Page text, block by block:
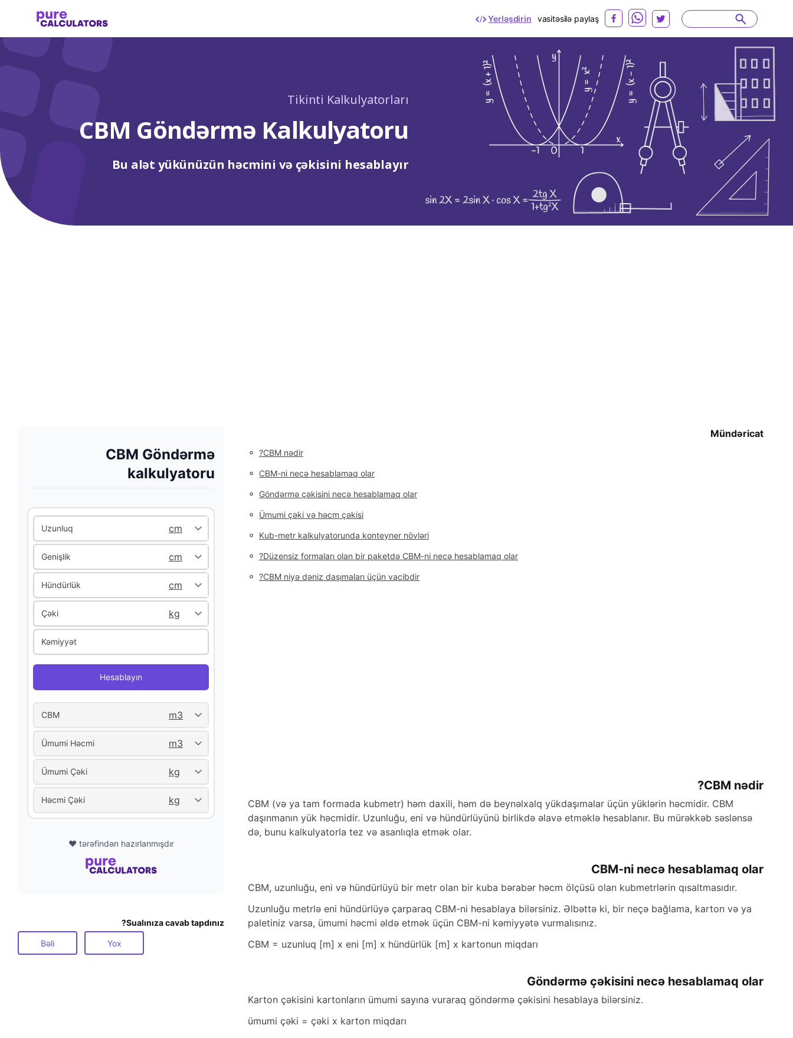
Yerləşdirin vasitəsilə paylaş
Tikinti Kalkulyatorları
CBM Göndərmə Kalkulyatoru
Bu alət yükünüzün həcmini və çəkisini hesablayır
CBM Göndərmə
kalkulyatoru
Uzunluq
Genişlik
Hündürlük
Çəki
Kəmiyyət
Hesablayın
CBM
Ümumi Həcmi
Ümumi Çəki
Həcmi Çəki
❤️ tərəfindən hazırlanmışdır
Sualınıza cavab tapdınız?
Bəli Yox
Mündəricat
◦ CBM nədir?
◦ CBM-ni necə hesablamaq olar
◦ Göndərmə çəkisini necə hesablamaq olar
◦ Ümumi çəki və həcm çəkisi
◦ Kub-metr kalkulyatorunda konteyner növləri
◦ Düzensiz formaları olan bir paketdə CBM-ni necə hesablamaq olar?
◦ CBM niyə dəniz daşımaları üçün vacibdir?
CBM nədir?
CBM (və ya tam formada kubmetr) həm daxili, həm də beynəlxalq yükdaşımalar üçün yüklərin həcmidir. CBM
daşınmanın yük həcmidir. Uzunluğu, eni və hündürlüyünü birlikdə əlavə etməklə hesablanır. Bu mürəkkəb səslənsə
də, bunu kalkulyatorla tez və asanlıqla etmək olar.
CBM-ni necə hesablamaq olar
CBM, uzunluğu, eni və hündürlüyü bir metr olan bir kuba bərabər həcm ölçüsü olan kubmetrlərin qısaltmasıdır.
Uzunluğu metrlə eni hündürlüyə çarparaq CBM-ni hesablaya bilərsiniz. Əlbəttə ki, bir neçə bağlama, karton və ya
paletiniz varsa, ümumi həcmi əldə etmək üçün CBM-ni kəmiyyətə vurmalısınız.
CBM = uzunluq [m] x eni [m] x hündürlük [m] x kartonun miqdarı
Göndərmə çəkisini necə hesablamaq olar
Karton çəkisini kartonların ümumi sayına vuraraq göndərmə çəkisini hesablaya bilərsiniz.
ümumi çəki = çəki x karton miqdarı